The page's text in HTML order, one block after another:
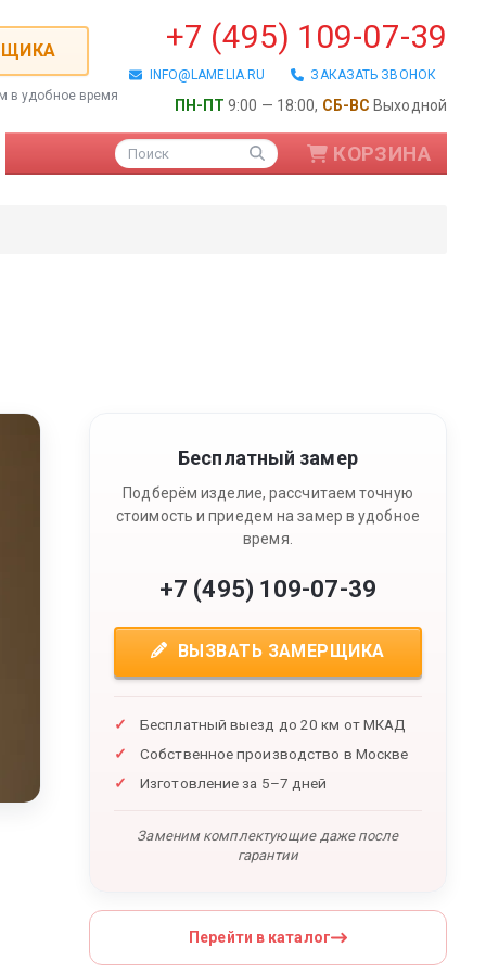
в удобное время
+7 (495) 109-07-39
INFO@LAMELIA.RU ЗАКАЗАТЬ ЗВОНОК
ПН-ПТ 9:00 — 18:00, СБ-ВС Выходной
Поиск КОРЗИНА
Бесплатный замер
Подберём изделие, рассчитаем точную
стоимость и приедем на замер в удобное
время.
+7 (495) 109-07-39
ВЫЗВАТЬ ЗАМЕРЩИКА
Бесплатный выезд до 20 км от МКАД
Собственное производство в Москве
Изготовление за 5–7 дней
Заменим комплектующие даже после
гарантии
Перейти в каталог